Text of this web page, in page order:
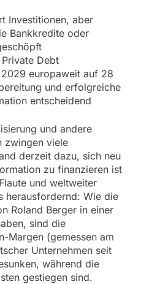
Investitionen, aber
Bankkredite oder
Debt
europaweit auf 28
und erfolgreiche
entscheidend
und andere
zwingen viele
derzeit dazu, sich neu
zu finanzieren ist
und weltweiter
herausfordernd: Wie die
Roland Berger in einer
sind die
Margen (gemessen am
Unternehmen seit
während die
gestiegen sind.